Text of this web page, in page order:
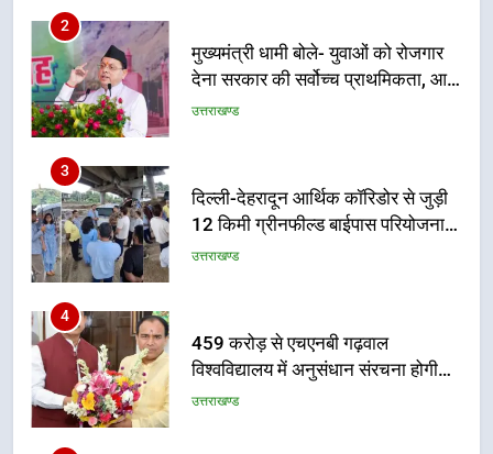
2
मुख्यमंत्री धामी बोले- युवाओं को रोजगार
देना सरकार की सर्वोच्च प्राथमिकता, आने
वाले महीनों में हजारों पदों पर की जाएगी
उत्तराखण्ड
3
दिल्ली-देहरादून आर्थिक कॉरिडोर से जुड़ी
12 किमी ग्रीनफील्ड बाईपास परियोजना
का डीएम ने किया निरीक्षण; समयबद्ध एवं
नहींः डीएम
उत्तराखण्ड
4
459 करोड़ से एचएनबी गढ़वाल
विश्वविद्यालय में अनुसंधान संरचना होगी
सुदृढ
उत्तराखण्ड